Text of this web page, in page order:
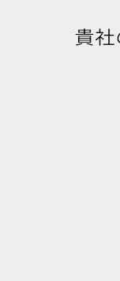
貴